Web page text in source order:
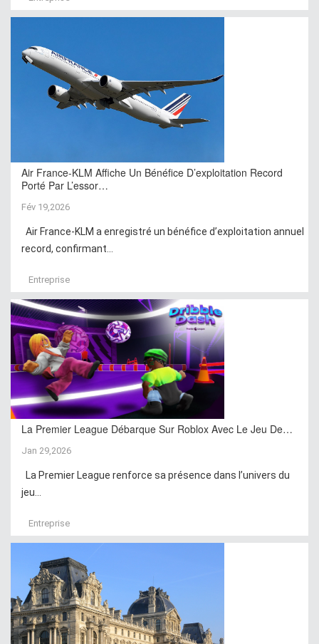
Air France-KLM Affiche Un Bénéfice D’exploitation Record
Porté Par L’essor…
Fév 19,2026
Air France-KLM a enregistré un bénéfice d’exploitation annuel
record, confirmant...
Entreprise
La Premier League Débarque Sur Roblox Avec Le Jeu De…
Jan 29,2026
La Premier League renforce sa présence dans l’univers du
jeu...
Entreprise